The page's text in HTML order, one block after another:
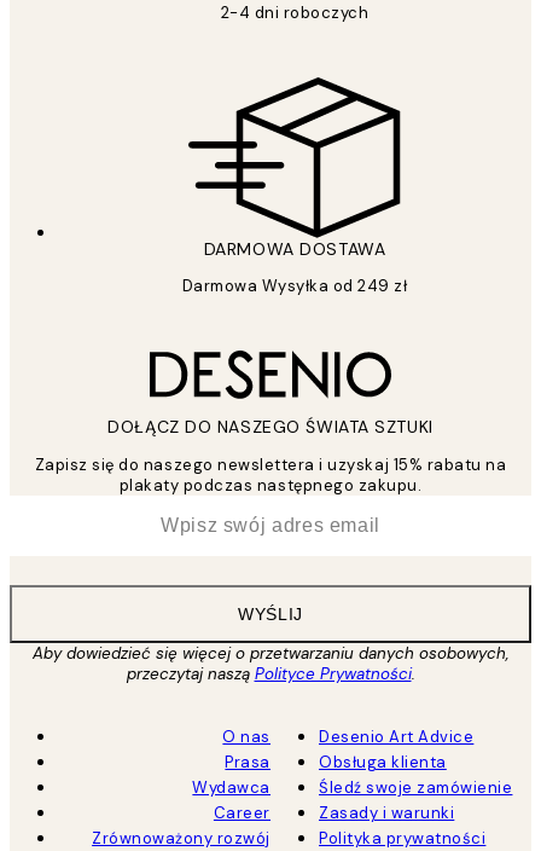
2-4 dni roboczych
DARMOWA DOSTAWA
Darmowa Wysyłka od 249 zł
DOŁĄCZ DO NASZEGO ŚWIATA SZTUKI
Zapisz się do naszego newslettera i uzyskaj 15% rabatu na
plakaty podczas następnego zakupu.
WYŚLIJ
Aby dowiedzieć się więcej o przetwarzaniu danych osobowych,
przeczytaj naszą Polityce Prywatności.
O nas
Prasa
Wydawca
Career
Zrównoważony rozwój
Desenio Art Advice
Obsługa klienta
Śledź swoje zamówienie
Zasady i warunki
Polityka prywatności